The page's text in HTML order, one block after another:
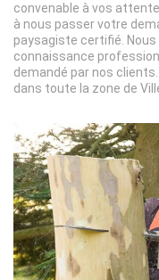
convenable à vos
à nous passer votre
paysagiste certifié.
connaissance
demandé par nos
dans toute la zone de